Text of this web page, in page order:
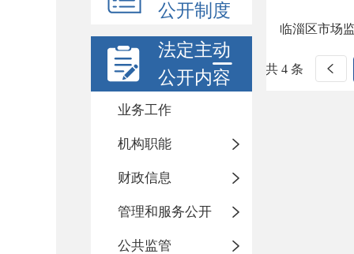
公开制度
法定主动
公开内容
业务工作
机构职能
财政信息
管理和服务公开
公共监管
临淄区市场
共 4 条